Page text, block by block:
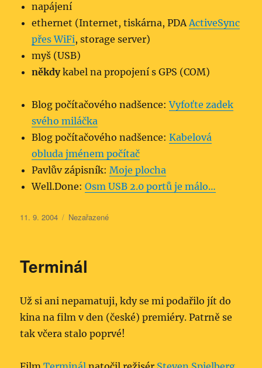
napájení
ethernet (Internet, tiskárna, PDAActiveSync
přes WiFi, storage server)
myš (USB)
někdykabel na propojení s GPS (COM)
Blog počítačového nadšence:Vyfoťte zadek
svého miláčka
Blog počítačového nadšence:Kabelová
obluda jménem počítač
Pavlův zápisník:Moje plocha
Well.Done:Osm USB 2.0 portů je málo…
Publikováno:
11. 9. 2004 Rubriky:
Nezařazené
Terminál
Už si ani nepamatuji, kdy se mi podařilo jít do
kina na film v den (české) premiéry. Patrně se
tak včera stalo poprvé!